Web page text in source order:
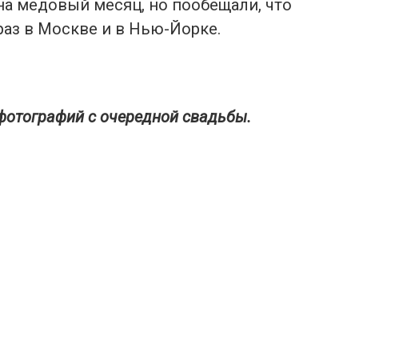
медовый месяц, но пообещали, что
в Москве и в Нью-Йорке.
с очередной свадьбы.